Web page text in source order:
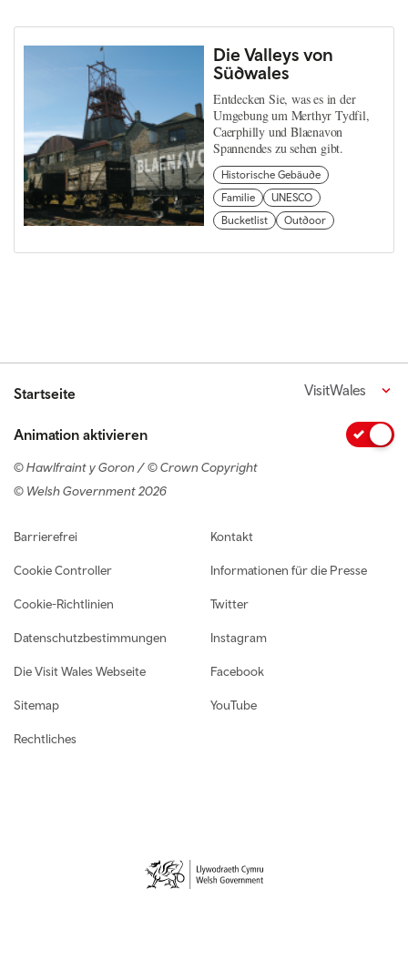
Die Valleys von
Südwales
Entdecken Sie, was es in der
Umgebung um Merthyr Tydfil,
Caerphilly und Blaenavon
Spannendes zu sehen gibt.
Historische Gebäude
Familie
UNESCO
Bucketlist
Outdoor
Startseite VisitWales
Animation aktivieren
© Hawlfraint y Goron / © Crown Copyright
© Welsh Government 2026
Footer navigation
Barrierefrei
Cookie Controller
Cookie-Richtlinien
Datenschutzbestimmungen
Die Visit Wales Webseite
Sitemap
Rechtliches
Kontakt
Informationen für die Presse
Twitter
Instagram
Facebook
YouTube